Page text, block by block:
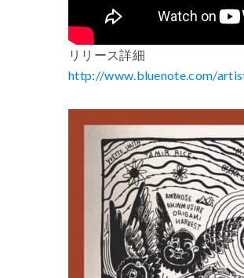
リリース詳細
http://www.bluenote.com/